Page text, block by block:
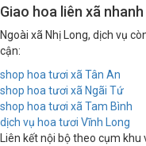
Giao hoa liên xã
Ngoài xã Nhị Long, dịch vụ
cận:
shop hoa tươi xã Tân An
shop hoa tươi xã Ngãi Tứ
shop hoa tươi xã Tam Bình
dịch vụ hoa tươi Vĩnh Long
Liên kết nội bộ theo cụm khu